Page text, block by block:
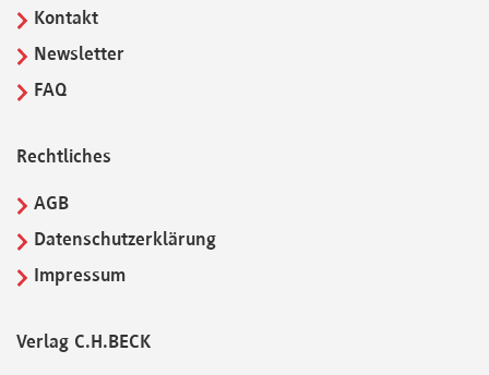
Kontakt
Newsletter
FAQ
Rechtliches
AGB
Datenschutzerklärung
Impressum
Verlag C.H.BECK